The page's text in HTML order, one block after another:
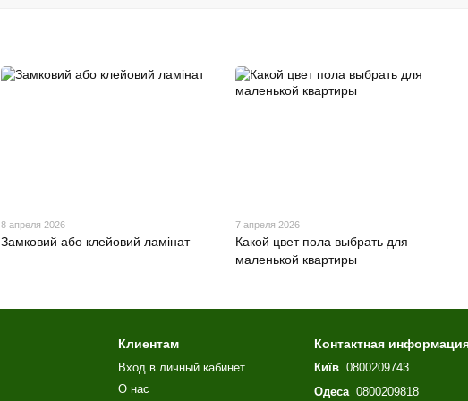
8 апреля 2026
Замковий або клейовий ламінат
7 апреля 2026
Какой цвет пола выбрать для
маленькой квартиры
Клиентам
Вход в личный кабинет
О нас
Контактная
Київ 0800209743
Одеса0800209818